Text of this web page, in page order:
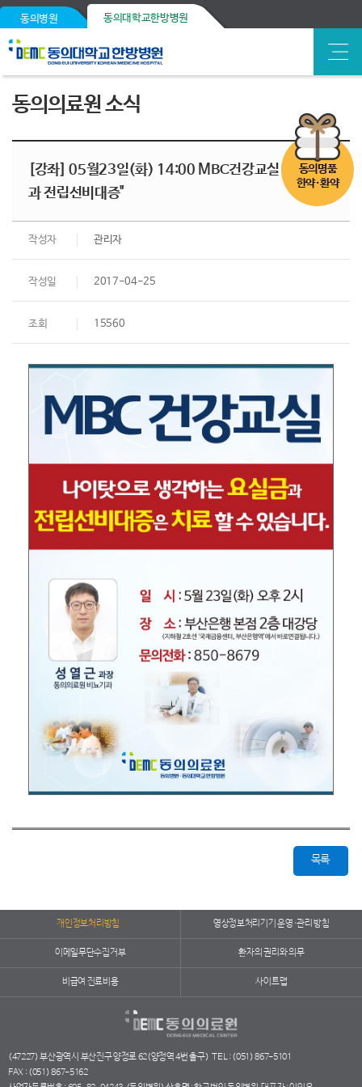
동의병원 동의대학교한방병원
동의명품
한약·환약
동의의료원 소식
[강좌] 05월23일(화) 14:00 MBC건강교실 "요실금
과 전립선비대증"
작성자 관리자
작성일 2017-04-25
조회 15560
목록
개인정보처리방침 영상정보처리기기 운영·관리 방침
이메일무단수집거부 환자의 권리와 의무
비급여 진료비용 사이트맵
(47227) 부산광역시 부산진구 양정로 62(양정역 4번 출구) TEL : (051) 867-5101
FAX : (051) 867-5162